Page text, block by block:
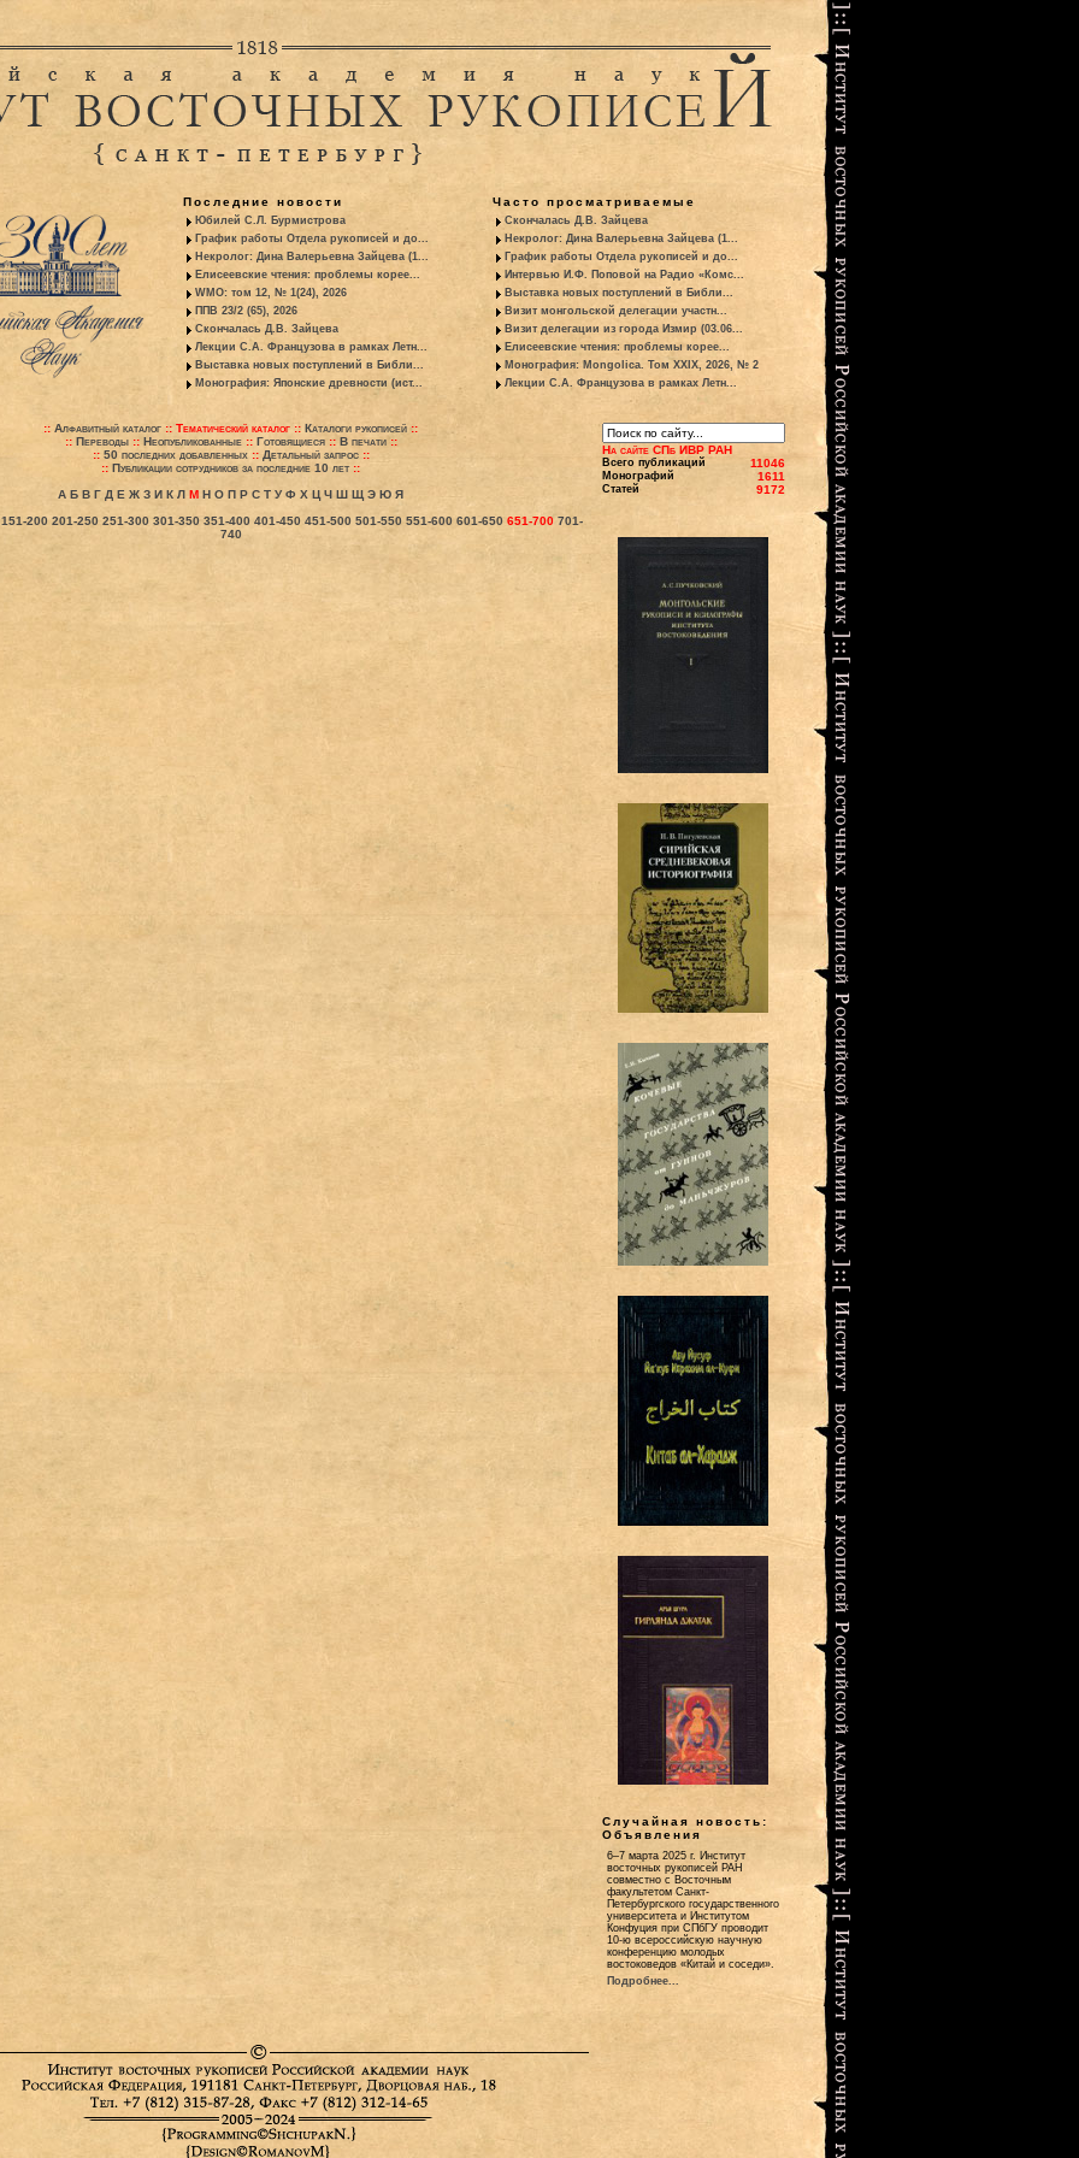
Последние новости
Юбилей С.Л. Бурмистрова
График работы Отдела рукописей и до...
Некролог: Дина Валерьевна Зайцева (1...
Елисеевские чтения: проблемы корее...
WMO: том 12, № 1(24), 2026
ППВ 23/2 (65), 2026
Скончалась Д.В. Зайцева
Лекции С.А. Французова в рамках Летн...
Выставка новых поступлений в Библи...
Монография: Японские древности (ист...
Часто просматриваемые
Скончалась Д.В. Зайцева
Некролог: Дина Валерьевна Зайцева (1...
График работы Отдела рукописей и до...
Интервью И.Ф. Поповой на Радио «Комс...
Выставка новых поступлений в Библи...
Визит монгольской делегации участн...
Визит делегации из города Измир (03.06...
Елисеевские чтения: проблемы корее...
Монография: Mongolica. Том XXIX, 2026, № 2
Лекции С.А. Французова в рамках Летн...
:: Алфавитный каталог :: Тематический каталог :: Каталоги рукописей ::
:: Переводы:: Неопубликованные:: Готовящиеся:: В печати::
:: 50 последних добавленных:: Детальный запрос::
:: Публикации сотрудников за последние 10 лет::
А Б В Г Д Е Ж З И К Л М Н О П Р С Т У Ф Х Ц Ч Ш Щ Э Ю Я
151-200 201-250 251-300 301-350 351-400 401-450 451-500 501-550 551-600 601-650 651-700 701-
740
На сайте СПб ИВР РАН
Всего публикаций 11046
Монографий 1611
Статей 9172
Случайная новость:
Объявления
6–7 марта 2025 г. Институт
восточных рукописей РАН
совместно с Восточным
факультетом Санкт-
Петербургского государственного
университета и Институтом
Конфуция при СПбГУ проводит
10-ю всероссийскую научную
конференцию молодых
востоковедов «Китай и соседи».
Подробнее...